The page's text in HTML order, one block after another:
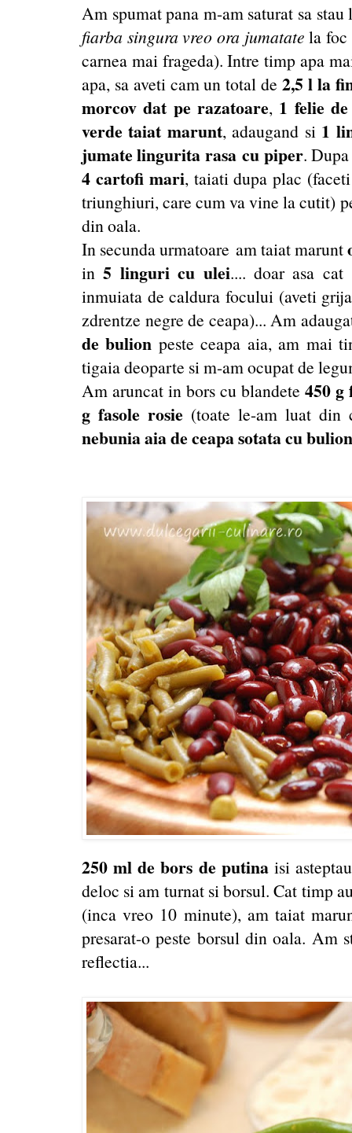
Am spumat pana m-am saturat sa
fiarba singura vreo ora jumatate la foc
carnea mai frageda). Intre timp apa
apa, sa aveti cam un total de2,5 l la
morcov dat pe razatoare, 1 felie
verde taiat marunt, adaugand si 1
jumate lingurita rasa cu piper.
4 cartofi mari, taiati dupa plac
triunghiuri, care cum va vine la cutit)
din oala.
In secunda urmatoare am taiat marunt
in5 linguri cu ulei.... doar asa
inmuiata de caldura focului (aveti
zdrentze negre de ceapa)... Am
de bulion peste ceapa aia, am mai
tigaia deoparte si m-am ocupat de
Am aruncat in bors cu blandete 450 g
g fasole rosie (toate le-am luat din
nebunia aia de ceapa sotata cu
250 ml de bors de putinaisi
deloc si am turnat si borsul. Cat timp
(inca vreo 10 minute), am taiat
presarat-o peste borsul din oala. Am
reflectia...